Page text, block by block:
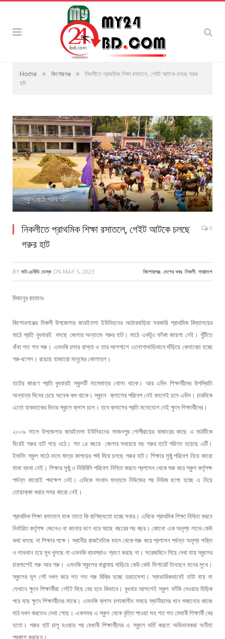
Home » কিশোরগঞ্জ »
নিকলীতে প্রাথমিক শিক্ষা রসাতলে, গেইট আটকে চলছে গরুর
হাট
স্কুল মাঠে গরুর হাট
নিকলীতে প্রাথমিক শিক্ষা রসাতলে, গেইট আটকে চলছে
গরুর হাট
0
BY মাই২৪বিডি ডেস্ক ON MAY 5, 2023 কিশোরগঞ্জ, দেশের খবর, নিকলী, সারাদেশ
মিজানুর রহমানঃ
কিশোরগঞ্জের নিকলী উপজেলার জারইতলা ইউনিয়নের আঠারবাড়িয়া সরকারি প্রাথমিক বিদ্যালয়ের
মাঠে প্রতি বুধবারই বসছে জেলার অন্যতম গরুর হাট। মাঠে একটুও ফাঁকা জায়গা নেই। খুঁটিতে
বাঁধা শত শত গরু। এমনকি চলার রাস্তা ও তার আশপাশে এলোপাথাড়িভাবে দাঁড়িয়ে কেনাবেচা হচ্ছে
গরু-ছাগল। রয়েছে হাজারো মানুষের কোলাহল।
হাটের কারণে প্রতি বুধবারই স্কুলটি নামেমাত্র খোলা থাকে। আর এদিন শিক্ষার্থীদের উপস্থিতি
অন্যান্য দিনের চেয়ে অনেক কম থাকে। স্কুলে ক্লাসের পরিবেশ নেই বললেই চলে এদিন। চারদিকে
এতো হাকডাকের ভিতর স্কুলে ক্লাস চলে। তবে ক্লাসের প্রতি মনোযোগ নেই ক্ষুদে শিক্ষার্থীদের।
২০০৯ সালে উপজেলার জারইতলা ইউনিয়নের সাজনপুর গোপীরায়ের বাজারের কাছে এ মাঠটিকে
ঘিরেই গরুর হাট গড়ে ওঠে। গত ১৪ বছরে জেলার সবচেয়ে বড় গরুর হাটে পরিণত হয়েছে এটি।
ইদানিং স্কুল মাঠে নামে মাত্র কাপড়ের পর্দা দিয়ে চলছে গরুর হাট। শিক্ষার সুষ্ঠু পরিবেশ নিয়ে কারো
মাথা ব্যথা নেই। শিক্ষার সুষ্ঠু ও নিরিবিলি পরিবেশ নিশ্চিত করতে প্রশাসন থেকে শুরু করে স্কুল কর্তৃপক্ষ
পর্যন্ত কারোই পদক্ষেপ নেই। এদিকে সংবাদ মাধ্যমে নিউজের পর নিউজ ছাপা হচ্ছে এ নিয়ে
তোয়াক্কা করার সময় কারো নেই।
প্রাথমিক শিক্ষা রসাতলে যাক তাতে কি বাণিজ্যতো হচ্ছে সবার। এদিকে প্রাথমিক শিক্ষা নিশ্চিত করনে
নির্ধারিত কর্তৃপক্ষ জেনেও না জানার ভাণ ধরে আছে বছরের পর বছর। কোনো এক অদৃশ্য লাভে কেউ
কথা বলছে না শিক্ষার পক্ষে। স্থানীয় রাজনৈতিক মহল থেকে শুরু করে প্রশাসন পর্যন্ত অদৃশ্য শক্তি
ও লাভবান হয়ে মুখ খুলছে না এমনকি ব্যবস্থাও গ্রহণ করছে না। সরেজমিনে গিয়ে দেখা যায় স্কুলের
চারপাশেই গরু আর গরু। এমনকি স্কুলের বারান্দায় দাড়িয়ে কেউ কেউ সিগারেট টানছেন মনের সুখে।
স্কুলের মূল গেট দখল করে শত শত গরু বিক্রি হচ্ছে হরহামেশা। স্বাভাবিকভাবেই হাটা যায় না
যেখানে ক্ষুদে শিক্ষার্থীরা গেইট দিয়ে বের হবে কিভাবে। বুধবার আসলেই স্কুল ফাঁকি দেওয়ার হিড়িক
পরে যায় ক্ষুদে শিক্ষার্থীদের মাঝে। এমনকি ক্লাস চলাকালীন সময়ে স্থানীয়দের ধান শুকানোর কাজে
মাঠ দখল করতেও দেখা গেছে। একসময় এ স্কুল থেকে বৃত্তি পাওয়া সহ শত শত মেধাবী শিক্ষার্থী বের
হতো। গরুর হাট চালু হওয়ার পর মেধাবী শিক্ষার্থীদের এ স্কুলে ভর্তি করতে অভিভাবকরা অনীহা
প্রকাশ করছেন।